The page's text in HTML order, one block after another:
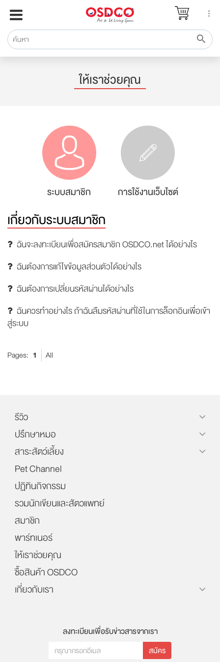
หน้าแรก
แบรนด์
รีวิว
ปฏิทินกิจกรรม
ซื้อสินค้า OSDCO
ให้เราช่วยคุณ
ระบบสมาชิก การใช้งานเว็บไซต์
เกี่ยวกับระบบสมาชิก
ฉันจะลงทะเบียนเพื่อสมัครสมาชิก OSDCO.net ได้อย่างไร
ฉันต้องการแก้ไขข้อมูลส่วนตัวได้อย่างไร
ฉันต้องการเปลี่ยนรหัสผ่านได้อย่างไร
ฉันควรทำอย่างไร ถ้าฉันลืมรหัสผ่านที่ใช้ในการล็อกอินเพื่อเข้า
สู่ระบบ
Pages: 1 All
รีวิว
ปรึกษาหมอ
สาระสัตว์เลี้ยง
Pet Channel
ปฏิทินกิจกรรม
รวมนักเขียนและสัตวแพทย์
สมาชิก
พาร์ทเนอร์
ให้เราช่วยคุณ
ซื้อสินค้า OSDCO
เกี่ยวกับเรา
ลงทะเบียนเพื่อรับข่าวสารจากเรา
สมัคร